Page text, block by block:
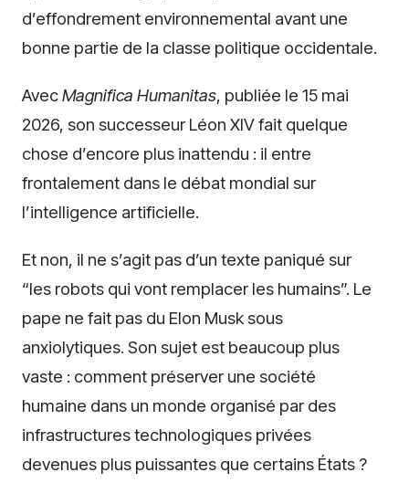
d’effondrement environnemental avant une
bonne partie de la classe politique occidentale.
AvecMagnifica Humanitas, publiée le 15 mai
2026, son successeur Léon XIV fait quelque
chose d’encore plus inattendu : il entre
frontalement dans le débat mondial sur
l’intelligence artificielle.
Et non, il ne s’agit pas d’un texte paniqué sur
“les robots qui vont remplacer les humains”. Le
pape ne fait pas du Elon Musk sous
anxiolytiques. Son sujet est beaucoup plus
vaste : comment préserver une société
humaine dans un monde organisé par des
infrastructures technologiques privées
devenues plus puissantes que certains États ?